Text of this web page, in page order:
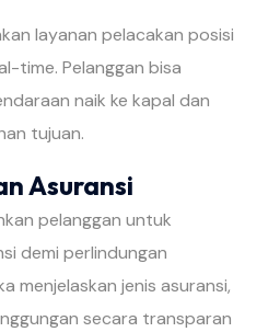
layanan pelacakan posisi
time. Pelanggan bisa
naik ke kapal dan
tujuan.
Asuransi
pelanggan untuk
demi perlindungan
menjelaskan jenis asuransi,
secara transparan